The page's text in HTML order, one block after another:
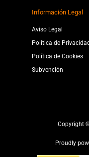
Información Legal
Aviso Legal
Política de Privacidad
Política de Cookies
Subvención
Copyright
Proudly